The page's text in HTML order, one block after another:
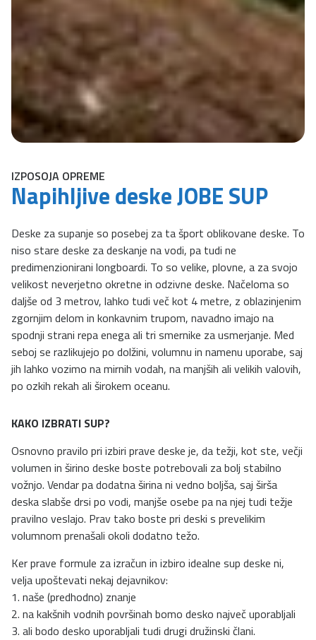
IZPOSOJA OPREME
Napihljive deske JOBE SUP
Deske za supanje so posebej za ta šport oblikovane deske. To
niso stare deske za deskanje na vodi, pa tudi ne
predimenzionirani longboardi. To so velike, plovne, a za svojo
velikost neverjetno okretne in odzivne deske. Načeloma so
daljše od 3 metrov, lahko tudi več kot 4 metre, z oblazinjenim
zgornjim delom in konkavnim trupom, navadno imajo na
spodnji strani repa enega ali tri smernike za usmerjanje. Med
seboj se razlikujejo po dolžini, volumnu in namenu uporabe, saj
jih lahko vozimo na mirnih vodah, na manjših ali velikih valovih,
po ozkih rekah ali širokem oceanu.
KAKO IZBRATI SUP?
Osnovno pravilo pri izbiri prave deske je, da težji, kot ste, večji
volumen in širino deske boste potrebovali za bolj stabilno
vožnjo. Vendar pa dodatna širina ni vedno boljša, saj širša
deska slabše drsi po vodi, manjše osebe pa na njej tudi težje
pravilno veslajo. Prav tako boste pri deski s prevelikim
volumnom prenašali okoli dodatno težo.
Ker prave formule za izračun in izbiro idealne sup deske ni,
velja upoštevati nekaj dejavnikov:
1. naše (predhodno) znanje
2. na kakšnih vodnih površinah bomo desko največ uporabljali
3. ali bodo desko uporabljali tudi drugi družinski člani.